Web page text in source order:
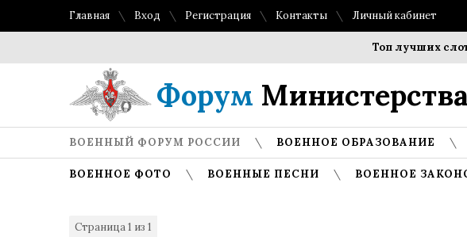
Главная Вход Регистрация Контакты Личный кабинет
Топ лучших
Форум
ВОЕННЫЙ ФОРУМ РОССИИ ВОЕННОЕ ОБРАЗОВАНИЕ
ВОЕННОЕ ФОТО ВОЕННЫЕ ПЕСНИ ВОЕННОЕ
Страница1 из 1